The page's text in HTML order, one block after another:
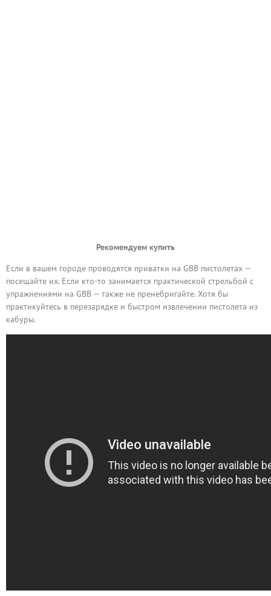
Рекомендуем купить
Если в вашем городе проводятся приватки на GBB пистолетах —
посещайте их. Если кто-то занимается практической стрельбой с
упражнениями на GBB — также не пренебригайте. Хотя бы
практикуйтесь в перезарядке и быстром извлечении пистолета из
кабуры.